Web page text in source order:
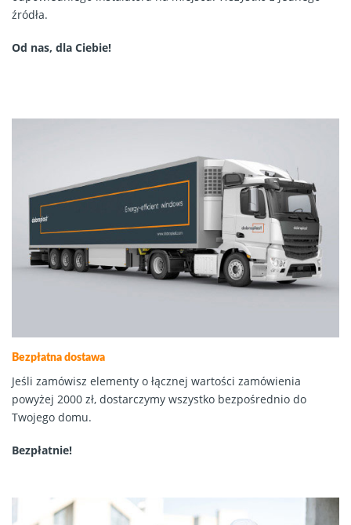
źródła.
Od nas, dla Ciebie!
Bezpłatna dostawa
Jeśli zamówisz elementy o łącznej wartości zamówienia
powyżej 2000 zł, dostarczymy wszystko bezpośrednio do
Twojego domu.
Bezpłatnie!